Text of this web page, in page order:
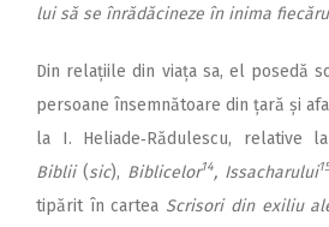
lui să se înrădăcineze în inima
Din relațiile din viața sa, el posedă
persoane însemnătoare din țară și
la I. Heliade‑Rădulescu, relative
Biblii (sic), Biblicelor14, Issacharului
tipărit în cartea Scrisori din exiliu